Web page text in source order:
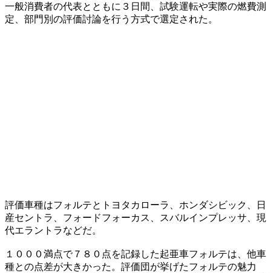
一般消費者の代表とともに３日間、試験運転や実際の燃費測
定、部門別の評価討論を行う方式で選定された。
評価車種はフォルテとトヨタカローラ、ホンダシビック、日
産セントラ、フォードフォーカス、スバルインプレッサ、現
代エラントラなどだ。
１０００満点で７８０点を記録した起亜車フォルテは、他車
種との点差が大きかった。評価団が挙げたフォルテの魅力